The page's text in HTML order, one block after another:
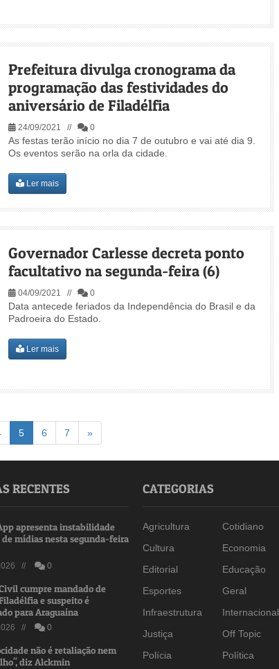
Prefeitura divulga cronograma da
programação das festividades do
aniversário de Filadélfia
24/09/2021 // 0
As festas terão início no dia 7 de outubro e vai até dia 9.
Os eventos serão na orla da cidade.
Ler mais
Governador Carlesse decreta ponto
facultativo na segunda-feira (6)
04/09/2021 // 0
Data antecede feriados da Independência do Brasil e da
Padroeira do Estado.
Ler mais
5(atual)
6 7 »Avançar
RECENTES
apresenta instabilidade
de mídias nesta segunda-feira
// 0
cumpre mandado de
e suspeito é
para Araguaína
// 0
não é retaliação nem
diz Alckmin
CATEGORIAS
Agricultura
Cotidiano
Cultura
Economia
Editorial
Educação
Esportes
Geral
Infraestrutura
Internacional
Justiça
Off Topic
Polícia
Política